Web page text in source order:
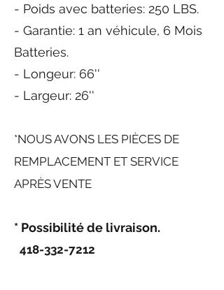
- Poids avec batteries: 250 LBS.
- Garantie: 1 an véhicule, 6 Mois
Batteries.
- Longeur: 66''
- Largeur: 26''
*NOUS AVONS LES PIÈCES DE
REMPLACEMENT ET SERVICE
APRÈS VENTE
* Possibilité de livraison.
418-332-7212